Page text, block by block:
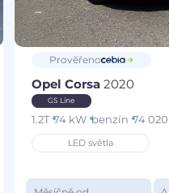
Prověřeno
Opel Corsa 2020
GS Line
1.2T 74 kW benzín 74
LED světla